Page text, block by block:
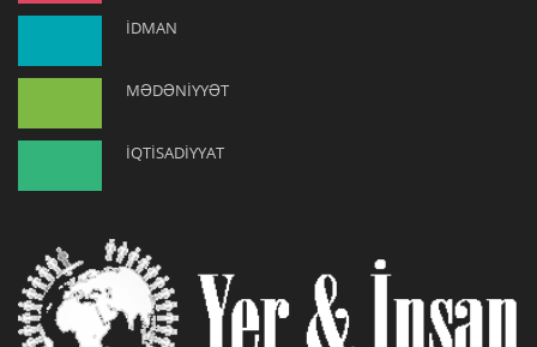
İDMAN
MƏDƏNİYYƏT
İQTİSADİYYAT